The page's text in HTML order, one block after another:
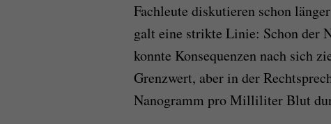
Fachleute diskutieren schon
galt eine strikte Linie: Schon der
konnte Konsequenzen nach sich
Grenzwert, aber in der
Nanogramm pro Milliliter Blut